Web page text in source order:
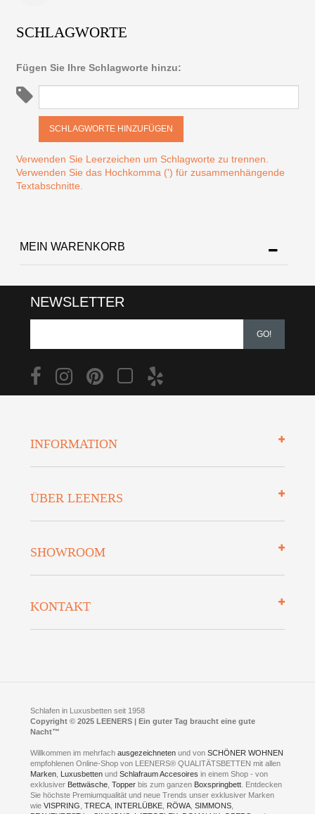
SCHLAGWORTE
Fügen Sie Ihre Schlagworte hinzu:
SCHLAGWORTE HINZUFÜGEN
Verwenden Sie Leerzeichen um Schlagworte zu trennen.
Verwenden Sie das Hochkomma (') für zusammenhängende
Textabschnitte.
MEIN WARENKORB
NEWSLETTER
GO!
INFORMATION
Finanzierung
Datenschutz
ÜBER LEENERS
Preisgarantie
Presse
Jobs
SHOWROOM
Fotoalbum
Kontakt
KONTAKT
Neuer Showroom für unsere Onlineartikel.
Kontakt via:WhatsApp
Kontakt via:eMail
mögliche Zeiten für eine Showroom Terminreservierung
Schlafen in Luxusbetten seit 1958
Copyright © 2025 LEENERS | Ein guter Tag braucht eine gute
Nacht™
Willkommen im mehrfachausgezeichnetenund vonSCHÖNER WOHNEN
empfohlenen Online-Shop von LEENERS® QUALITÄTSBETTEN mit allen
Marken Luxusbetten undSchlafraum Accesoires in einem Shop - von
exklusiver Bettwäsche ,Topper bis zum ganzen Boxspringbett . Entdecken
Sie höchste Premiumqualität und neue Trends unser exklusiver Marken
wieVISPRING ,TRECA INTERLÜBKE RÖWA ,SIMMONS